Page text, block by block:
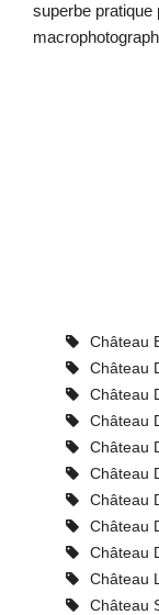
superbe pratique
Château
Château
Château
Château
Château
Château
Château
Château
Château
Château
Château